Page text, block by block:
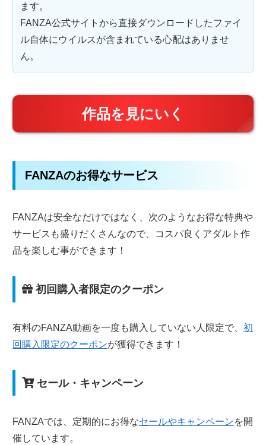
ます。
FANZA公式サイトから直接ダウンロードしたファイ
ル自体にウイルスが含まれている心配はありませ
ん。
作品を見にいく
FANZAのお得なサービス
FANZAは安全なだけではなく、次のようなお得な特典や
サービスも盛りだくさんなので、コスパ良くアダルト作
品を楽しむ事ができます！
初回購入者限定のクーポン
有料のFANZA動画を一度も購入していない人限定で、 初
回購入限定のクーポンが獲得できます！
セール・キャンペーン
FANZAでは、定期的にお得なセールやキャンペーンを開
催しています。